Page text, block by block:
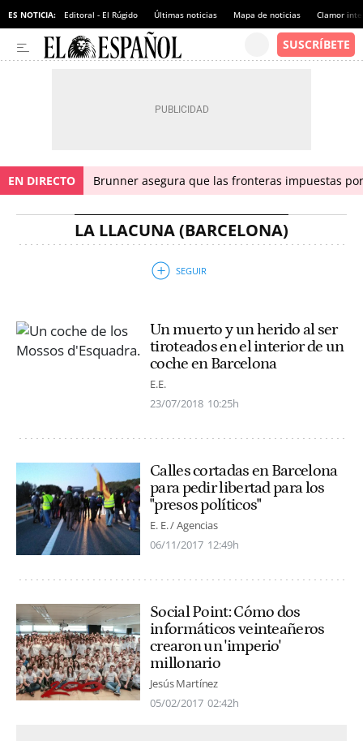
ES NOTICIA: Editoral - El Rúgido Últimas noticias Mapa de noticias Clamor
EN DIRECTO Brunner asegura que las fronteras impuestas
LA LLACUNA (BARCELONA)
Un muerto y un herido al ser
tiroteados en el interior de un
coche en Barcelona
E.E.
23/07/2018 10:25h
Calles cortadas en Barcelona
para pedir libertad para los
"presos políticos"
E. E. / Agencias
06/11/2017 12:49h
Social Point: Cómo dos
informáticos veinteañeros
crearon un 'imperio'
millonario
Jesús Martínez
05/02/2017 02:42h